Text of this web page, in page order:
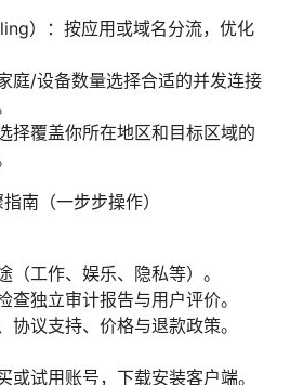
）：按应用或域名分流，优化
庭/设备数量选择合适的并发连接
择覆盖你所在地区和目标区域的
南（一步步操作）
（工作、娱乐、隐私等）。
查独立审计报告与用户评价。
协议支持、价格与退款政策。
或试用账号，下载安装客户端。